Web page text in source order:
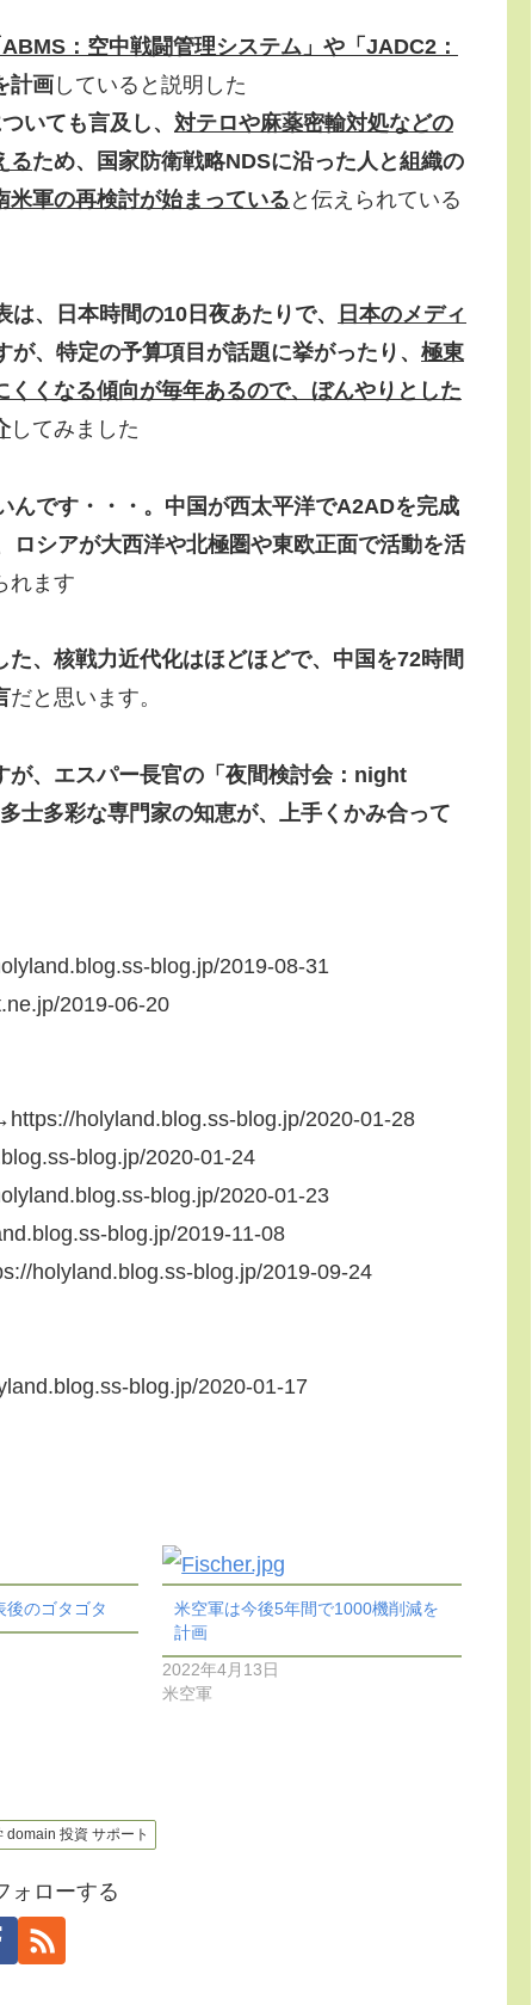
ABMS：空中戦闘管理システム」や「JADC2：
計画 していると説明した
いても言及し、 対テロや麻薬密輸対処などの
るため、国家防衛戦略NDSに沿った人と組織の
米軍の再検討が始まっている と伝えられている
は、日本時間の10日夜あたり で、
日本のメディ
が、特定の予算項目が話題に挙がったり、 極東
くなる傾向が毎年あるので、ぼんやりとした
してみました
んです・・・。中国が西太平洋でA2ADを完成
ロシアが大西洋や北極圏や東欧正面で活動を活
れます
、核戦力近代化はほどほどで、中国を72時間
だと思います。
が、エスパー長官の「夜間検討会：night
士多彩な専門家の知恵が、上手くかみ合って
blog.jp/2019-08-31
2019-06-20
holyland.blog.ss-blog.jp/2020-01-28
blog.jp/2020-01-24
blog.jp/2020-01-23
blog.jp/2019-11-08
holyland.blog.ss-blog.jp/2019-09-24
blog.jp/2020-01-17
後のゴタゴタ
米空軍は今後5年間で1000機削減を
計画
2022年4月13日
米空軍
domain 投資 サポート
ォローする